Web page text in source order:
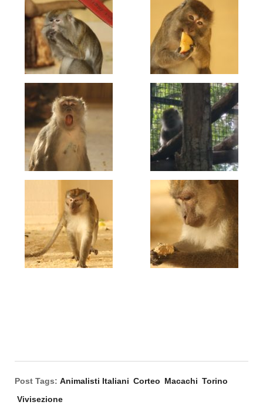
Post Tags: Animalisti Italiani Corteo Macachi Torino
Vivisezione